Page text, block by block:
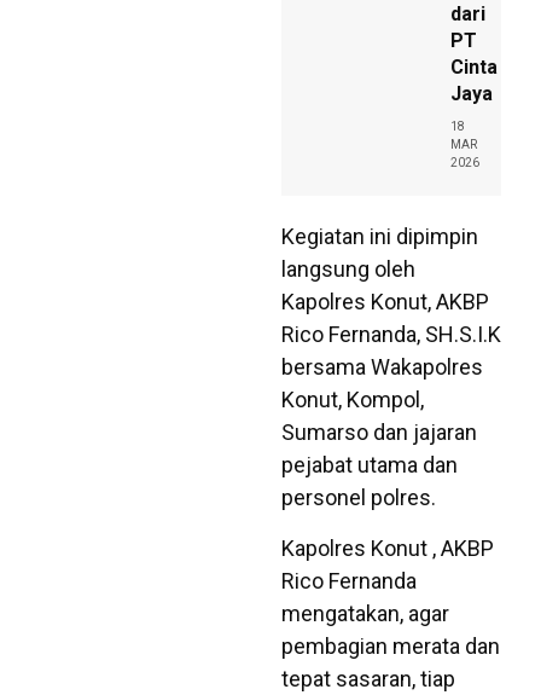
dari
PT
Cinta
Jaya
18
MAR
2026
Kegiatan ini dipimpin
langsung oleh
Kapolres Konut, AKBP
Rico Fernanda, SH.S.I.K
bersama Wakapolres
Konut, Kompol,
Sumarso dan jajaran
pejabat utama dan
personel polres.
Kapolres Konut , AKBP
Rico Fernanda
mengatakan, agar
pembagian merata dan
tepat sasaran, tiap